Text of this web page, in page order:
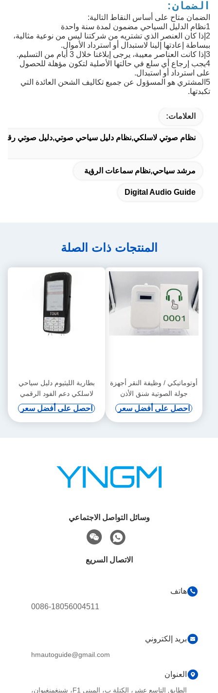
الضمان:
الضمان متاح على أساس النقاط التالية:
1نظام الدليل السياحي مضمون لمدة سنة واحدة
2إذا كان العنصر الذي تشتريه من شركتنا ليس من نوعية مثالية،
ببساطة إعادتها إلينا لاستبدال أو استرداد الأموال.
3إذا كانت العناصر معيبة، يرجى إبلاغنا خلال 3 أيام من التسليم.
4يجب إرجاع أي سلع في حالتها الأصلية لتكون مؤهلة للحصول
على استرداد أو استبدال.
5المشتري هو المسؤول عن جميع تكاليف الشحن العائدة التي
تكبدتها.
العلامات:
نظام صوتي لاسلكي,نظام دليل سياحي صوتي,دليل صوتي
مرشد سياحي,نظام سماعات الرؤية
Digital Audio Guide
المنتجات ذات الصلة
أوتوماتيكي / وظيفة النقر أجهزة
جولة الصوتية شنق الأذن
احصل على أفضل سعر
بطارية الليثيوم دليل سياحي
لاسلكي دعم الفود الرقمي
والحث التلقائي
احصل على أفضل سعر
وسائل التواصل الاجتماعي
الاتصال السريع
هاتف
0086-18056004511
بريد إلكتروني
hmautoguide@gmail.com
العنوان
الطابق التاسع عشر، الكتلة ب، المبنى F1، شينغمنغيوان،